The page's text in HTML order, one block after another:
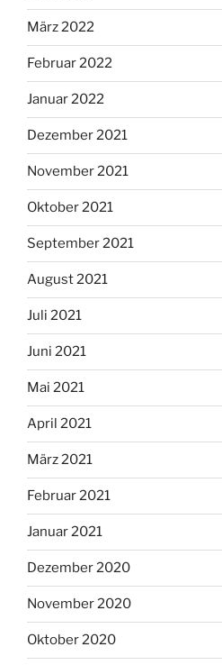
März 2022
Februar 2022
Januar 2022
Dezember 2021
November 2021
Oktober 2021
September 2021
August 2021
Juli 2021
Juni 2021
Mai 2021
April 2021
März 2021
Februar 2021
Januar 2021
Dezember 2020
November 2020
Oktober 2020